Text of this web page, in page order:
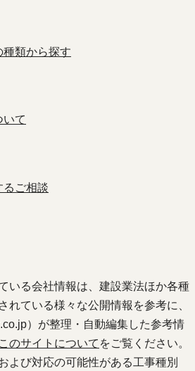
種類から探す
いて
るご相談
いる会社情報は、建設業法ほか各種
れている様々な公開情報を参考に、
）が整理・自動編集した参考情
このサイトについて をご覧ください。
よび対応の可能性がある工事種別